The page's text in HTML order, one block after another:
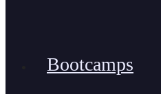
Bootcamps